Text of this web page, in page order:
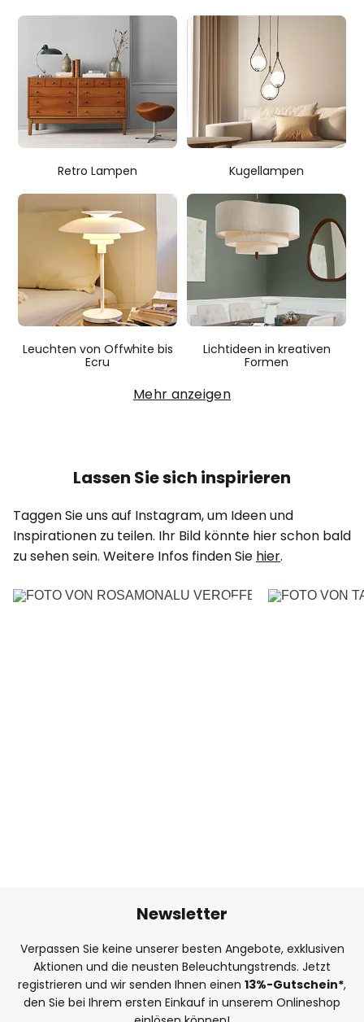
Retro Lampen Kugellampen
Leuchten von Offwhite bis
Ecru
Lichtideen in kreativen
Formen
Mehr anzeigen
Lassen Sie sich inspirieren
Taggen Sie uns auf Instagram, um Ideen und
Inspirationen zu teilen. Ihr Bild könnte hier schon bald
zu sehen sein. Wei­tere In­fos fin­den Sie hier.
Newsletter
Verpassen Sie keine unserer besten Angebote, exklusiven
Aktionen und die neusten Beleuchtungstrends. Jetzt
registrieren und wir senden Ihnen einen 13%-Gutschein*,
den Sie bei Ihrem ersten Einkauf in unserem Onlineshop